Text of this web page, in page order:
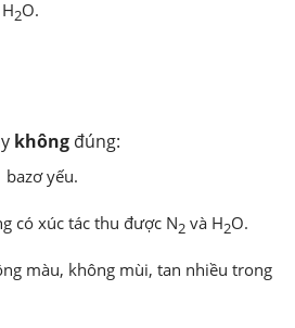
2O.
không đúng:
bazơ yếu.
có xúc tác thu được N2 và H2O.
màu, không mùi, tan nhiều trong